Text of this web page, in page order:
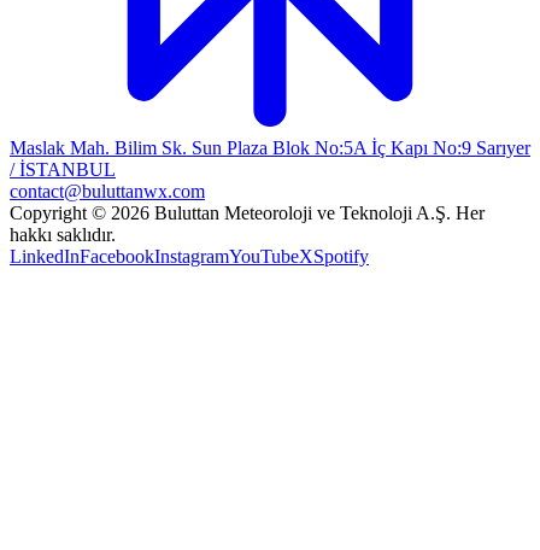
Maslak Mah. Bilim Sk. Sun Plaza Blok No:5A İç Kapı No:9 Sarıyer
/ İSTANBUL
contact@buluttanwx.com
Copyright © 2026 Buluttan Meteoroloji ve Teknoloji A.Ş. Her
hakkı saklıdır.
LinkedInFacebookInstagramYouTubeXSpotify